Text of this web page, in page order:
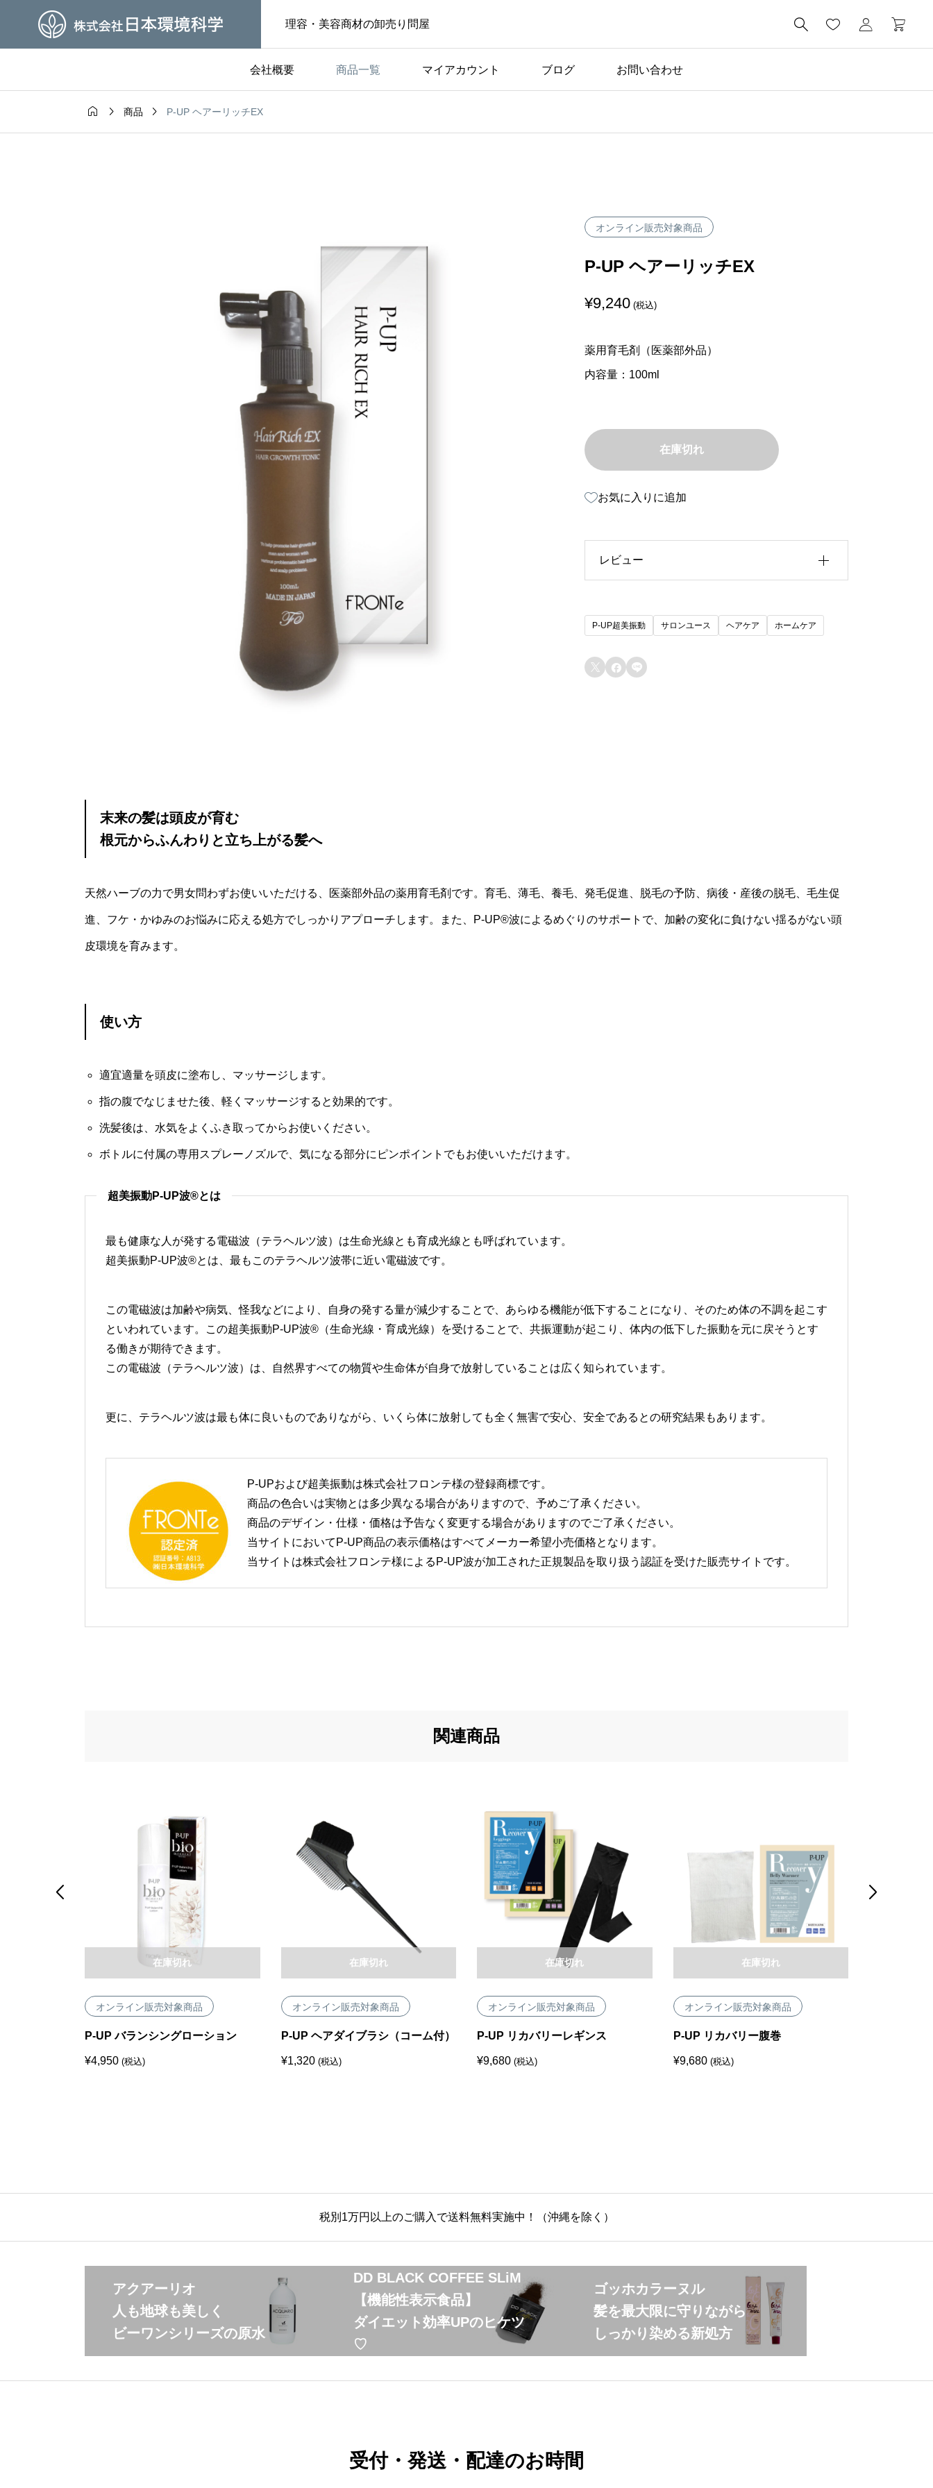
理容・美容商材の卸売り問屋 
会社概要 商品一覧 マイアカウント ブログ お問い合わせ
社長ブログ 社長ブログ 社長ブログ
  商品  P-UP ヘアーリッチEX
オンライン販売対象商品
P-UP ヘアーリッチEX
¥9,240 (税込)
薬用育毛剤（医薬部外品）
内容量：100ml
在庫切れ
お気に入りに追加
レビュー
イン済みのユーザーのみレビューを残すこ
P-UP超美振動 サロンユース ヘアケア ホームケア
  
末来の髪は頭皮が育む
根元からふんわりと立ち上がる髪へ
天然ハーブの力で男女問わずお使いいただける、医薬部外品の薬用育毛剤です。育毛、薄毛、養毛、発毛促進、脱毛の予防、病後・産後の脱毛、毛生促
進、フケ・かゆみのお悩みに応える処方でしっかりアプローチします。また、P-UP®波によるめぐりのサポートで、加齢の変化に負けない揺るがない頭
皮環境を育みます。
使い方
適宜適量を頭皮に塗布し、マッサージします。
指の腹でなじませた後、軽くマッサージすると効果的です。
洗髪後は、水気をよくふき取ってからお使いください。
ボトルに付属の専用スプレーノズルで、気になる部分にピンポイントでもお使いいただけます。
超美振動P-UP波®とは
最も健康な人が発する電磁波（テラヘルツ波）は生命光線とも育成光線とも呼ばれています。
超美振動P-UP波®とは、最もこのテラヘルツ波帯に近い電磁波です。
この電磁波は加齢や病気、怪我などにより、自身の発する量が減少することで、あらゆる機能が低下することになり、そのため体の不調を起こす
といわれています。この超美振動P-UP波®（生命光線・育成光線）を受けることで、共振運動が起こり、体内の低下した振動を元に戻そうとす
る働きが期待できます。
この電磁波（テラヘルツ波）は、自然界すべての物質や生命体が自身で放射していることは広く知られています。
更に、テラヘルツ波は最も体に良いものでありながら、いくら体に放射しても全く無害で安心、安全であるとの研究結果もあります。
P-UPおよび超美振動は株式会社フロンテ様の登録商標です。
商品の色合いは実物とは多少異なる場合がありますので、予めご了承ください。
商品のデザイン・仕様・価格は予告なく変更する場合がありますのでご了承ください。
当サイトにおいてP-UP商品の表示価格はすべてメーカー希望小売価格となります。
当サイトは株式会社フロンテ様によるP-UP波が加工された正規製品を取り扱う認証を受けた販売サイトです。
関連商品
オンライン販売対象商品
P-UP バランシングローション
¥4,950 (税込)
在庫切れ
オンライン販売対象商品
P-UP ヘアダイブラシ（コーム付）
¥1,320 (税込)
在庫切れ
オンライン販売対象商品
P-UP リカバリーレギンス
¥9,680 (税込)
在庫切れ
オンライン販売対象商品
P-UP リカバリー腹巻
¥9,680 (税込)
在庫切れ
 
税別1万円以上のご購入で送料無料実施中！（沖縄を除く）
アクアーリオ
人も地球も美しく
ビーワンシリーズの原水
DD BLACK COFFEE SLiM
【機能性表示食品】
ダイエット効率UPのヒケツ
♡
ゴッホカラーヌル
髪を最大限に守りながら
しっかり染める新処方
受付・発送・配達のお時間